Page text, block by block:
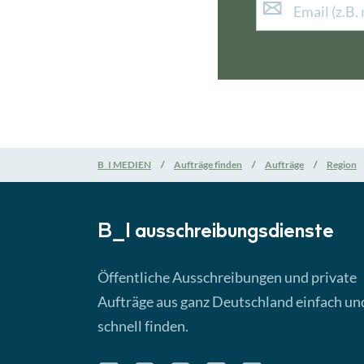
B_I MEDIEN Aufträge finden Aufträge Region
B_I ausschreibungs­dienste
Öffentliche Ausschreibungen und private
Aufträge aus ganz Deutschland einfach
schnell finden.